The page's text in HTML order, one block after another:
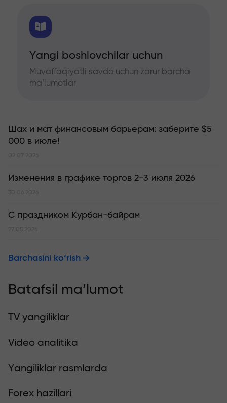
Yangi boshlovchilar uchun
Muvaffaqiyatli savdo uchun zarur barcha
ma’lumotlar
Шах и мат финансовым барьерам: заберите $5
000 в июле!
02.07.2026
Изменения в графике торгов 2-3 июля 2026
30.06.2026
С праздником Курбан-байрам
27.05.2026
Barchasini ko‘rish
Batafsil ma’lumot
TV yangiliklar
Video analitika
Yangiliklar rasmlarda
Forex hazillari